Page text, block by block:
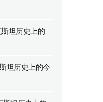
坦历史上的
坦历史上的今